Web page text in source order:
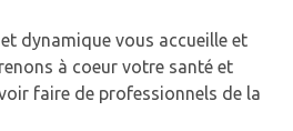
dynamique vous accueille et
à coeur votre santé et
faire de professionnels de la